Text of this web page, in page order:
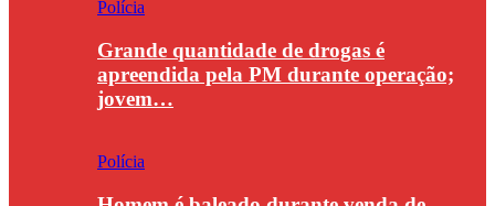
Polícia
Grande quantidade de drogas é
apreendida pela PM durante operação;
jovem…
Polícia